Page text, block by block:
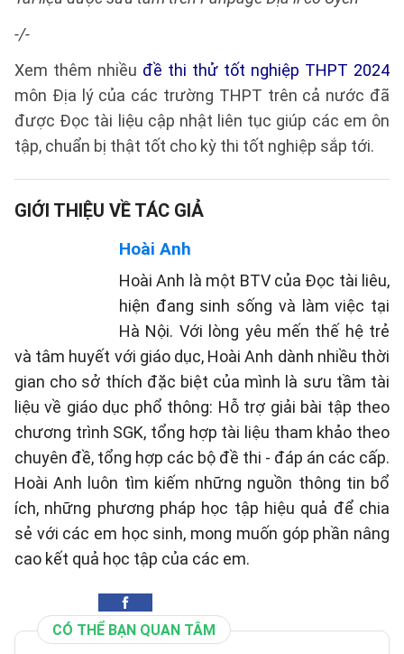
-/-
Xem thêm nhiều đề thi thử tốt nghiệp THPT 2024
môn Địa lý của các trường THPT trên cả nước đã
được Đọc tài liệu cập nhật liên tục giúp các em ôn
tập, chuẩn bị thật tốt cho kỳ thi tốt nghiệp sắp tới.
GIỚI THIỆU VỀ TÁC GIẢ
Hoài Anh
Hoài Anh là một BTV của Đọc tài liêu,
hiện đang sinh sống và làm việc tại
Hà Nội. Với lòng yêu mến thế hệ trẻ
và tâm huyết với giáo dục, Hoài Anh dành nhiều thời
gian cho sở thích đặc biệt của mình là sưu tầm tài
liệu về giáo dục phổ thông: Hỗ trợ giải bài tập theo
chương trình SGK, tổng hợp tài liệu tham khảo theo
chuyên đề, tổng hợp các bộ đề thi - đáp án các cấp.
Hoài Anh luôn tìm kiếm những nguồn thông tin bổ
ích, những phương pháp học tập hiệu quả để chia
sẻ với các em học sinh, mong muốn góp phần nâng
cao kết quả học tập của các em.
CÓ THỂ BẠN QUAN TÂM